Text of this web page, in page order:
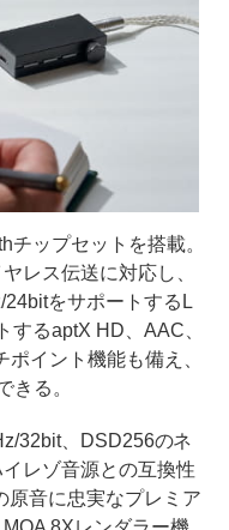
ップセットを搭載。
レス伝送に対応し、
をサポートするL
するaptX HD、AAC、
イント機能も備え、
きる。
32bit、DSD256のネ
レゾ音源との互換性
原音に忠実なプレミア